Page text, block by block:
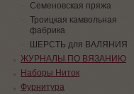
Семеновская пряжа
Троицкая камвольная
фабрика
ШЕРСТЬ для ВАЛЯНИЯ
ЖУРНАЛЫ ПО ВЯЗАНИЮ
Наборы Ниток
Фурнитура